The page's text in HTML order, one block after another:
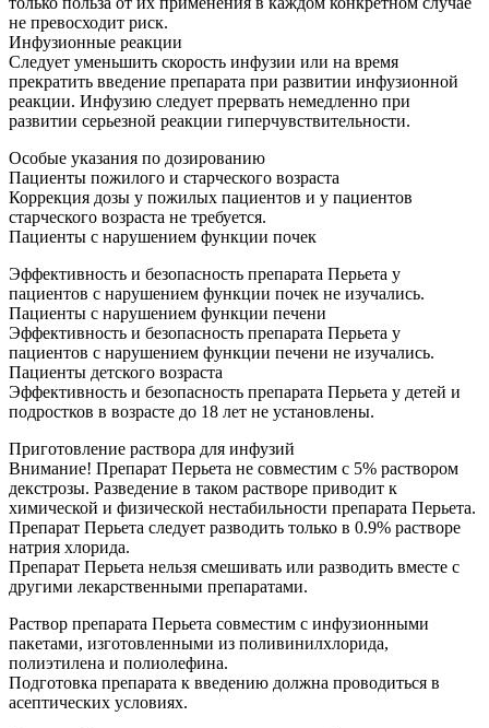
не превосходит риск.
Инфузионные реакции
Следует уменьшить скорость инфузии или на время
прекратить введение препарата при развитии инфузионной
реакции. Инфузию следует прервать немедленно при
развитии серьезной реакции гиперчувствительности.
Особые указания по дозированию
Пациенты пожилого и старческого возраста
Коррекция дозы у пожилых пациентов и у пациентов
старческого возраста не требуется.
Пациенты с нарушением функции почек
Эффективность и безопасность препарата Перьета у
пациентов с нарушением функции почек не изучались.
Пациенты с нарушением функции печени
Эффективность и безопасность препарата Перьета у
пациентов с нарушением функции печени не изучались.
Пациенты детского возраста
Эффективность и безопасность препарата Перьета у детей и
подростков в возрасте до 18 лет не установлены.
Приготовление раствора для инфузий
Внимание! Препарат Перьета не совместим с 5% раствором
декстрозы. Разведение в таком растворе приводит к
химической и физической нестабильности препарата Перьета.
Препарат Перьета следует разводить только в 0.9% растворе
натрия хлорида.
Препарат Перьета нельзя смешивать или разводить вместе с
другими лекарственными препаратами.
Раствор препарата Перьета совместим с инфузионными
пакетами, изготовленными из поливинилхлорида,
полиэтилена и полиолефина.
Подготовка препарата к введению должна проводиться в
асептических условиях.